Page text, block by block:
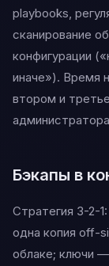
playbooks,
сканирование
конфигурации
иначе»). Время
втором и
Бэкапы в
Стратегия 3-2-
одна копия off-
облаке; ключи